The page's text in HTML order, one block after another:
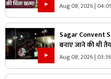
Aug 08, 2026 |
Sagar Convent
बनाए जाने की थी
और पुलिस, स्कूल में
Aug 08, 2026 |